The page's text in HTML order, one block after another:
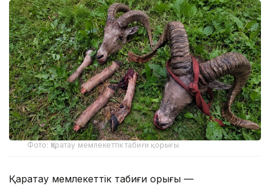
Фото: Қаратау мемлекеттік табиғи қорығы
Қаратау мемлекеттік табиғи қорығы —